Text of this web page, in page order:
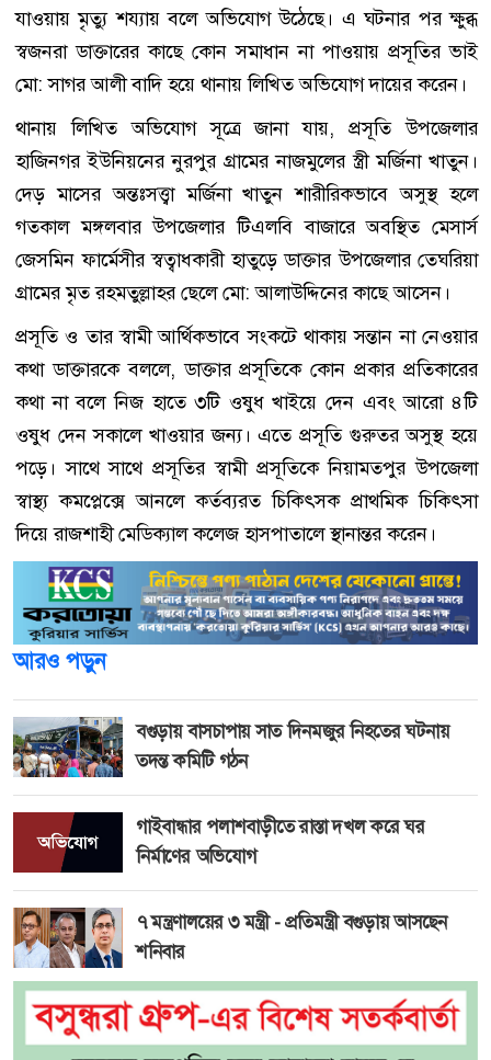
যাওয়ায় মৃত্যু শয্যায় বলে অভিযোগ উঠেছে। এ ঘটনার পর ক্ষুব্ধ
স্বজনরা ডাক্তারের কাছে কোন সমাধান না পাওয়ায় প্রসূতির ভাই
মো: সাগর আলী বাদি হয়ে থানায় লিখিত অভিযোগ দায়ের করেন।
থানায় লিখিত অভিযোগ সূত্রে জানা যায়, প্রসূতি উপজেলার
হাজিনগর ইউনিয়নের নুরপুর গ্রামের নাজমুলের স্ত্রী মর্জিনা খাতুন।
দেড় মাসের অন্তঃসত্ত্বা মর্জিনা খাতুন শারীরিকভাবে অসুস্থ হলে
গতকাল মঙ্গলবার উপজেলার টিএলবি বাজারে অবস্থিত মেসার্স
জেসমিন ফার্মেসীর স্বত্বাধকারী হাতুড়ে ডাক্তার উপজেলার তেঘরিয়া
গ্রামের মৃত রহমতুল্লাহর ছেলে মো: আলাউদ্দিনের কাছে আসেন।
প্রসূতি ও তার স্বামী আর্থিকভাবে সংকটে থাকায় সন্তান না নেওয়ার
কথা ডাক্তারকে বললে, ডাক্তার প্রসূতিকে কোন প্রকার প্রতিকারের
কথা না বলে নিজ হাতে ৩টি ওষুধ খাইয়ে দেন এবং আরো ৪টি
ওষুধ দেন সকালে খাওয়ার জন্য। এতে প্রসূতি গুরুতর অসুস্থ হয়ে
পড়ে। সাথে সাথে প্রসূতির স্বামী প্রসূতিকে নিয়ামতপুর উপজেলা
স্বাস্থ্য কমপ্লেক্সে আনলে কর্তব্যরত চিকিৎসক প্রাথমিক চিকিৎসা
দিয়ে রাজশাহী মেডিক্যাল কলেজ হাসপাতালে স্থানান্তর করেন।
আরও পড়ুন
বগুড়ায় বাসচাপায় সাত দিনমজুর নিহতের ঘটনায়
তদন্ত কমিটি গঠন
গাইবান্ধার পলাশবাড়ীতে রাস্তা দখল করে ঘর
নির্মাণের অভিযোগ
৭ মন্ত্রণালয়ের ৩ মন্ত্রী - প্রতিমন্ত্রী বগুড়ায় আসছেন
শনিবার